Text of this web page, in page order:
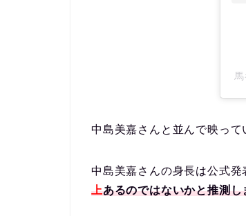
中島美嘉さんと並んで映って
中島美嘉さんの身長は公式発
上あるのではないかと推測し